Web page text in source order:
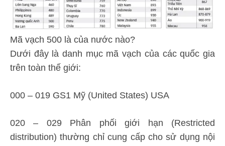
Mã vạch 500 là của nước nào?
Dưới đây là danh mục mã vạch của các quốc gia
trên toàn thế giới:
000 – 019 GS1 Mỹ (United States) USA
020 – 029 Phân phối giới hạn (Restricted
distribution) thường chỉ cung cấp cho sử dụng nội